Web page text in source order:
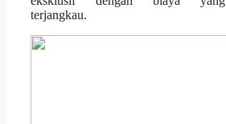
terjangkau.